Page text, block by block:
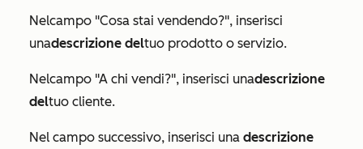
Nelcampo "Cosa stai vendendo?", inserisci
unadescrizione deltuo prodotto o servizio.
Nelcampo "A chi vendi?", inserisci unadescrizione
deltuo cliente.
Nel campo successivo, inserisci una descrizione